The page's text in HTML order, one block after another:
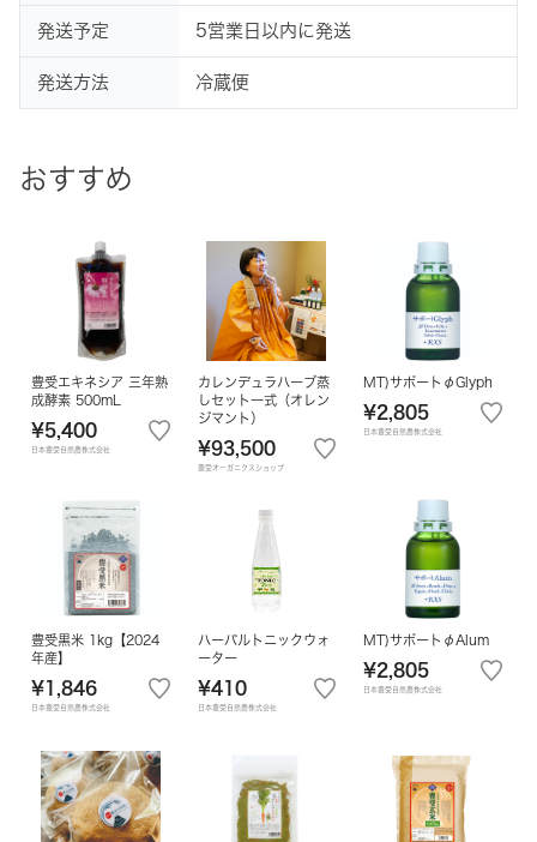
おすすめ
豊受エキネシア 三年熟
成酵素 500mL
¥5,400
日本豊受自然農株式会社
カレンデュラハーブ蒸
しセット一式（オレン
ジマント）
¥93,500
豊受オーガニクスショップ
MT)サポートφGlyph
¥2,805
日本豊受自然農株式会社
豊受黒米 1kg【2024
年産】
¥1,846
日本豊受自然農株式会社
ハーバルトニックウォ
ーター
¥410
日本豊受自然農株式会社
MT)サポートφAlum
¥2,805
日本豊受自然農株式会社
発送予定 5営業日以内に発送
発送方法 冷蔵便